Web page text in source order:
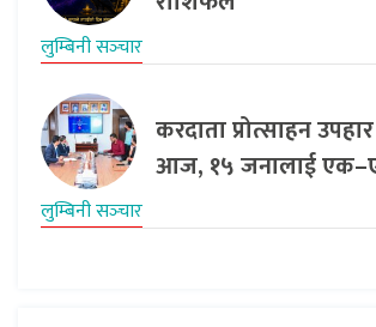
लुम्बिनी सञ्‍चार
करदाता प्रोत्साहन
आज, १५ जनालाई
लुम्बिनी सञ्‍चार